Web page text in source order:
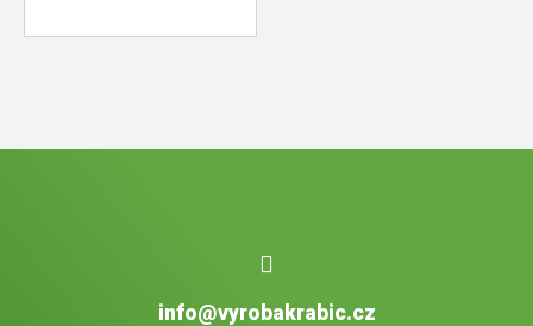
info@vyrobakrabic.cz